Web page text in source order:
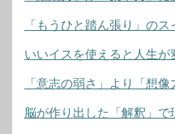
「もうひと踏ん張り」の
いいイスを使えると人生が
「意志の弱さ」より「想
脳が作り出した「解釈」で